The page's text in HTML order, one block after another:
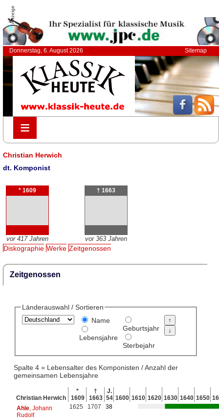
Anzeige
Donnerstag, 6. August 2026 Sitemap
≡
≡
Christian Herwich
dt. Komponist
* 1609
vor 417 Jahren
† 1663
vor 363 Jahren
Diskographie Werke Zeitgenossen
Zeitgenossen
Länderauswahl / Sortieren
Name
Lebensjahre
Geburtsjahr
Sterbejahr
Spalte 4 = Lebensalter des Komponisten / Anzahl der
gemeinsamen Lebensjahre
Christian Herwich
*
1609
†
1663
J.
54 1600 1610 1620 1630 1640 1650
Ahle, Johann
Rudolf
1625 1707 38